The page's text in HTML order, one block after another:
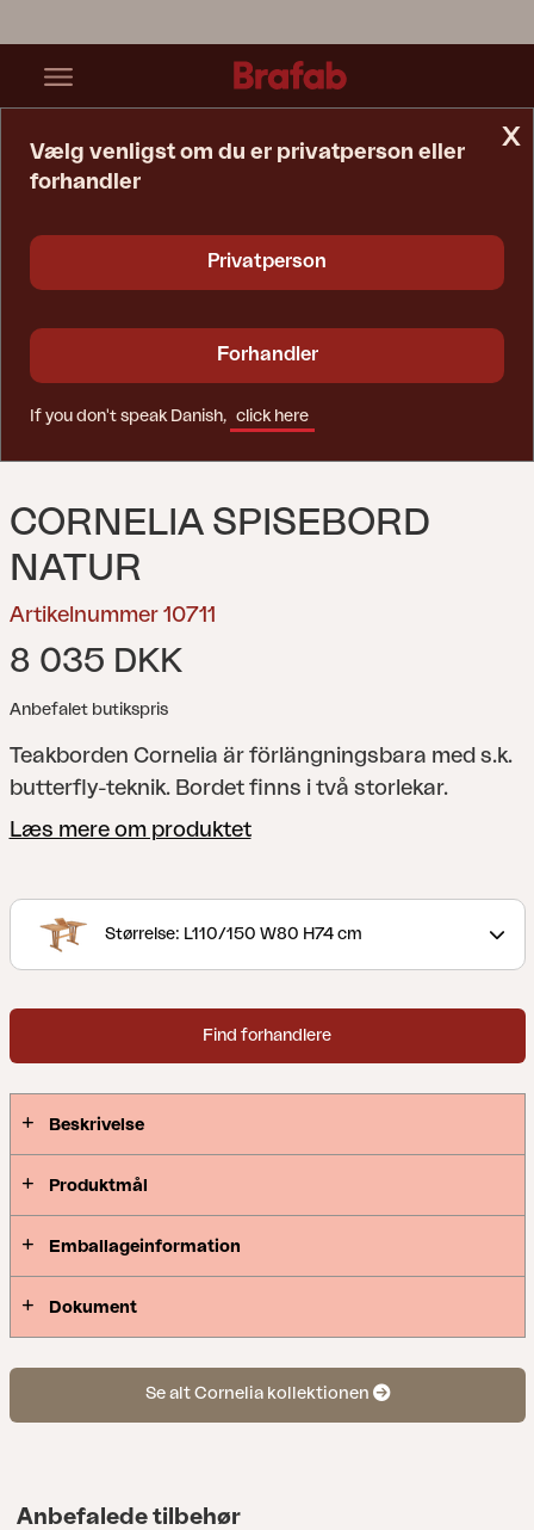
CORNELIA SPISEBORD
NATUR
Artikelnummer 10711
8 035 DKK
Anbefalet butikspris
Teakborden Cornelia är förlängningsbara med s.k.
butterfly-teknik. Bordet finns i två storlekar.
Læs mere om produktet
Størrelse: L110/150 W80 H74 cm
Find forhandlere
Beskrivelse
Produktmål
Emballageinformation
Dokument
Se alt Cornelia kollektionen
Anbefalede tilbehør
x
Vælg venligst om du er privatperson eller
forhandler
Privatperson
Forhandler
If you don't speak Danish, click here